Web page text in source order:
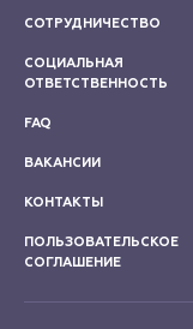
СОТРУДНИЧЕСТВО
СОЦИАЛЬНАЯ
ОТВЕТСТВЕННОСТЬ
FAQ
ВАКАНСИИ
КОНТАКТЫ
ПОЛЬЗОВАТЕЛЬСКОЕ
СОГЛАШЕНИЕ